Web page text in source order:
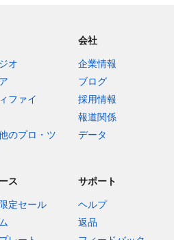
オ
ファイ
のプロ・ツ
会社
企業情報
ブログ
採用情報
報道関係
データ
ス
定セール
サポート
ヘルプ
返品